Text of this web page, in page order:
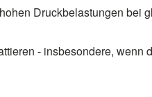
Druckbelastungen bei
- insbesondere, wenn